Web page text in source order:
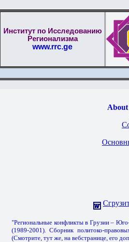
Институт по Исследованию
Регионализма
www.rrc.ge
About
"Региональные конфликты в Грузии –
(1989-2001). Сборник политоко-
(Смотрите, тут же, на вебстранице, его